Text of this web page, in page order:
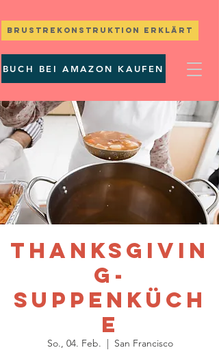
Brustrekonstruktion erklärt
BUCH BEI AMAZON KAUFEN
Thanksgivin
g-
Suppenküch
e
So., 04. Feb.
  |
San Francisco